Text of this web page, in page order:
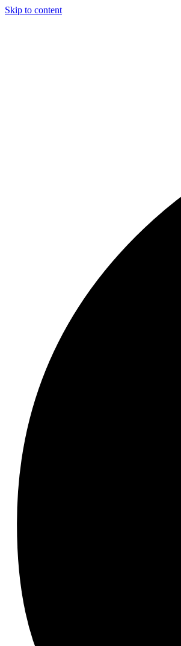
Skip to content